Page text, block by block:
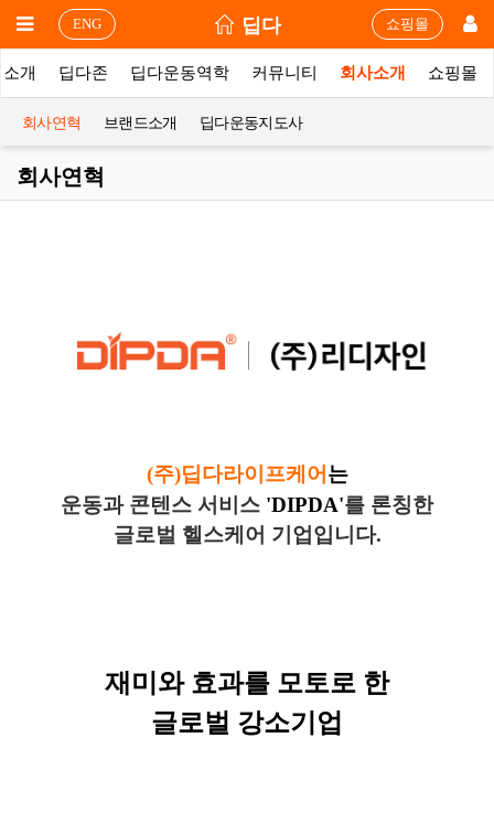
ENG 딥다 쇼핑몰
개 딥다존 딥다운동역학 커뮤니티 회사소개 쇼핑몰
회사연혁 브랜드소개 딥다운동지도사
회사연혁
(주)딥다라이프케어 는
운동과 콘텐스 서비스 'DIPDA'를 론칭한
글로벌 헬스케어 기업입니다.
재미와 효과를 모토로 한
글로벌 강소기업